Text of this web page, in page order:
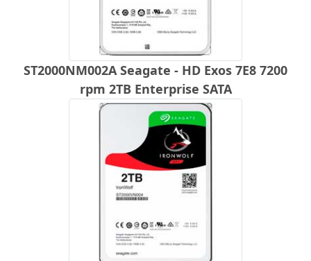
ST2000NM002A Seagate - HD Exos 7E8 7200
rpm 2TB Enterprise SATA